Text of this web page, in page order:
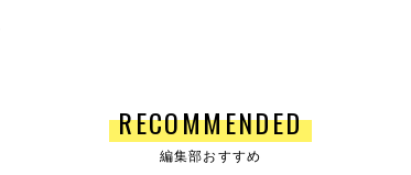
RECOMMENDED
編集部おすすめ